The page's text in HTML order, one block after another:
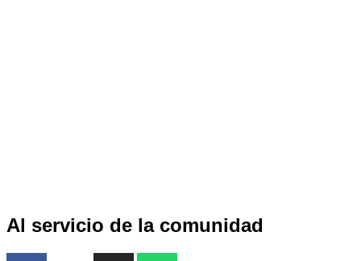
Al servicio de la comunidad